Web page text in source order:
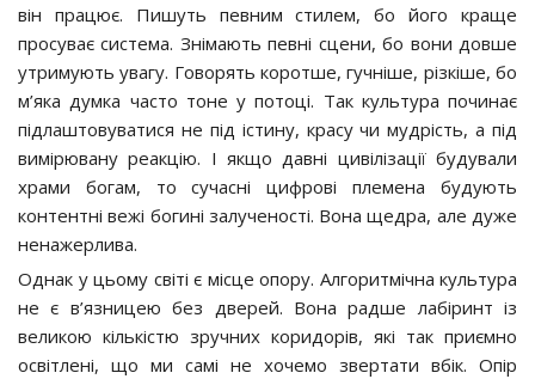
він працює. Пишуть певним стилем, бо його краще
просуває система. Знімають певні сцени, бо вони довше
утримують увагу. Говорять коротше, гучніше, різкіше, бо
м’яка думка часто тоне у потоці. Так культура починає
підлаштовуватися не під істину, красу чи мудрість, а під
вимірювану реакцію. І якщо давні цивілізації будували
храми богам, то сучасні цифрові племена будують
контентні вежі богині залученості. Вона щедра, але дуже
ненажерлива.
Однак у цьому світі є місце опору. Алгоритмічна культура
не є в’язницею без дверей. Вона радше лабіринт із
великою кількістю зручних коридорів, які так приємно
освітлені, що ми самі не хочемо звертати вбік. Опір